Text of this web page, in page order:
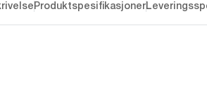
Produktspesifikasjoner